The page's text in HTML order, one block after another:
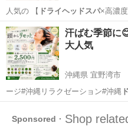
人気の 【 ドライヘッドスパ×高濃
皮や首肩… 験料金】ドライヘッド
東京 渋谷区 恵比寿駅
汗ばむ季節に
大人気
沖縄県 宜野湾市
ージ#沖縄リラクゼーション#沖縄
サロンキング…